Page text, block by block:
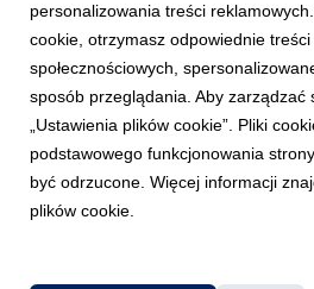
KRYTYCZNE
personalizowania treści
cookie, otrzymasz odpowiednie
społecznościowych,
sposób przeglądania. Aby zarządzać
„Ustawienia plików cookie”. Pliki
podstawowego funkcjonowania
być odrzucone. Więcej informacji
plików cookie.